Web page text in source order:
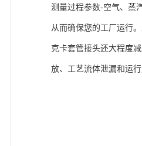
测量过程参数-空气、蒸
从而确保您的工厂运行
克卡套管接头还大程度
放、工艺流体泄漏和运行